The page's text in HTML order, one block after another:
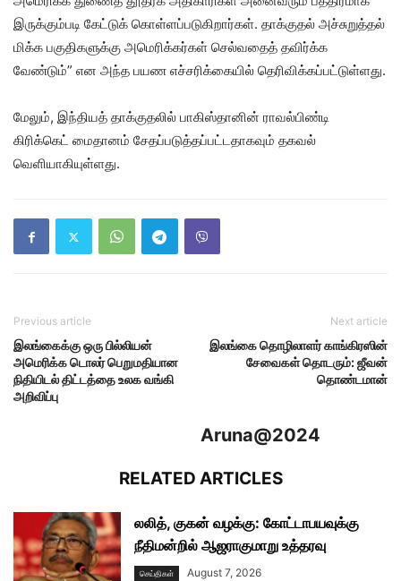
இருக்கும்படி கேட்டுக் கொள்ளப்படுகிறார்கள். தாக்குதல் அச்சுறுத்தல்
மிக்க பகுதிகளுக்கு அமெரிக்கர்கள் செல்வதைத் தவிர்க்க
வேண்டும்” என அந்த பயண எச்சரிக்கையில் தெரிவிக்கப்பட்டுள்ளது.
மேலும், இந்தியத் தாக்குதலில் பாகிஸ்தானின் ராவல்பிண்டி
கிரிக்கெட் மைதானம் சேதப்படுத்தப்பட்டதாகவும் தகவல்
வெளியாகியுள்ளது.
Previous article
இலங்கைக்கு ஒரு பில்லியன்
அமெரிக்க டொலர் பெறுமதியான
நிதியிடல் திட்டத்தை உலக வங்கி
அறிவிப்பு
Next article
இலங்கை தொழிலாளர் காங்கிரஸின்
சேவைகள் தொடரும்: ஜீவன்
தொண்டமான்
Aruna@2024
RELATED ARTICLES
லலித், குகன் வழக்கு: கோட்டாபயவுக்கு
நீதிமன்றில் ஆஜராகுமாறு உத்தரவு
செய்திகள் August 7, 2026